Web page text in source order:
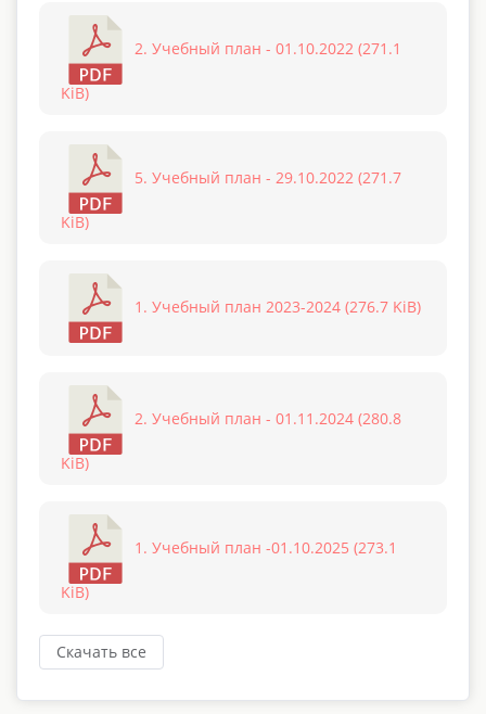
2. Учебный план - 01.10.2022 (271.1
KiB)
5. Учебный план - 29.10.2022 (271.7
KiB)
1. Учебный план 2023-2024 (276.7 KiB)
2. Учебный план - 01.11.2024 (280.8
KiB)
1. Учебный план -01.10.2025 (273.1
KiB)
Скачать все